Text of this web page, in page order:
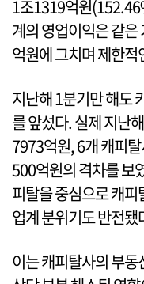
1조1319억원
계의 영업이익은 같
억원에 그치며 제한
지난해 1분기만 해도
를 앞섰다. 실제 지난
7973억원, 6개 캐피
500억원의 격차를 보
피탈을 중심으로 캐
업계 분위기도 반전됐
이는 캐피탈사의 부